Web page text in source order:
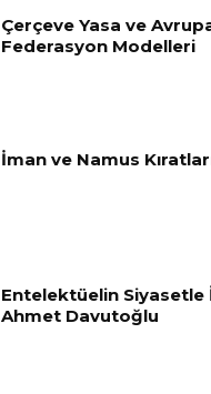
Çerçeve Yasa ve
Federasyon Modelleri
İman ve Namus
Entelektüelin Siyasetle
Ahmet Davutoğlu